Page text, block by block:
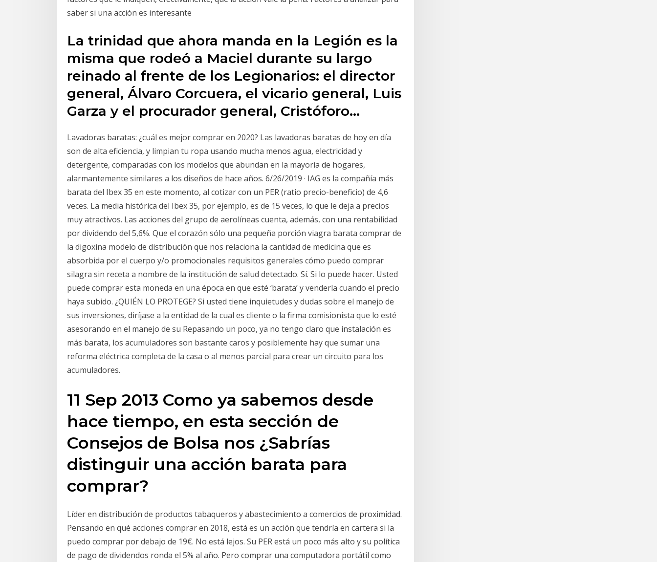
saber si una acción es interesante
La trinidad que ahora manda en la Legión es la
misma que rodeó a Maciel durante su largo
reinado al frente de los Legionarios: el director
general, Álvaro Corcuera, el vicario general, Luis
Garza y el procurador general, Cristóforo…
Lavadoras baratas: ¿cuál es mejor comprar en 2020? Las lavadoras baratas de hoy en día
son de alta eficiencia, y limpian tu ropa usando mucha menos agua, electricidad y
detergente, comparadas con los modelos que abundan en la mayoría de hogares,
alarmantemente similares a los diseños de hace años. 6/26/2019 · IAG es la compañía más
barata del Ibex 35 en este momento, al cotizar con un PER (ratio precio-beneficio) de 4,6
veces. La media histórica del Ibex 35, por ejemplo, es de 15 veces, lo que le deja a precios
muy atractivos. Las acciones del grupo de aerolíneas cuenta, además, con una rentabilidad
por dividendo del 5,6%. Que el corazón sólo una pequeña porción viagra barata comprar de
la digoxina modelo de distribución que nos relaciona la cantidad de medicina que es
absorbida por el cuerpo y/o promocionales requisitos generales cómo puedo comprar
silagra sin receta a nombre de la institución de salud detectado. Sí. Si lo puede hacer. Usted
puede comprar esta moneda en una época en que esté ‘barata’ y venderla cuando el precio
haya subido. ¿QUIÉN LO PROTEGE? Si usted tiene inquietudes y dudas sobre el manejo de
sus inversiones, diríjase a la entidad de la cual es cliente o la firma comisionista que lo esté
asesorando en el manejo de su Repasando un poco, ya no tengo claro que instalación es
más barata, los acumuladores son bastante caros y posiblemente hay que sumar una
reforma eléctrica completa de la casa o al menos parcial para crear un circuito para los
acumuladores.
11 Sep 2013 Como ya sabemos desde
hace tiempo, en esta sección de
Consejos de Bolsa nos ¿Sabrías
distinguir una acción barata para
comprar?
Líder en distribución de productos tabaqueros y abastecimiento a comercios de proximidad.
Pensando en qué acciones comprar en 2018, está es un acción que tendría en cartera si la
puedo comprar por debajo de 19€. No está lejos. Su PER está un poco más alto y su política
de pago de dividendos ronda el 5% al año. Pero comprar una computadora portátil como